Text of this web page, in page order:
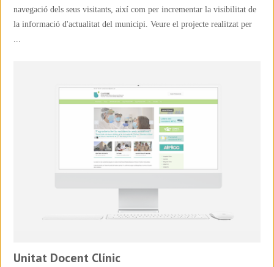
navegació dels seus visitants, així com per incrementar la visibilitat de
la informació d'actualitat del municipi. Veure el projecte realitzat per
Unitat Docent Clínic